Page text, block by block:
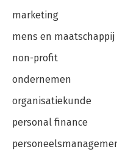
marketing
mens en maatschappij
non-profit
ondernemen
organisatiekunde
personal finance